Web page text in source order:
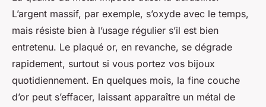
L’argent massif, par exemple, s’oxyde avec le temps,
mais résiste bien à l’usage régulier s’il est bien
entretenu. Le plaqué or, en revanche, se dégrade
rapidement, surtout si vous portez vos bijoux
quotidiennement. En quelques mois, la fine couche
d’or peut s’effacer, laissant apparaître un métal de